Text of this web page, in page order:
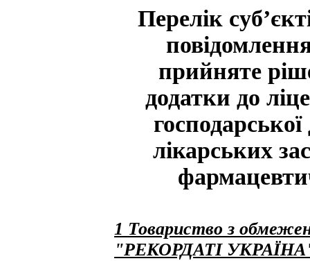
Перелік
прийняте
додатки до
лікарських
1 Товариство з
"РЕКОРДАТІ